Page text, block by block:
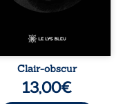
à questionner ses ...
Clair-obscur
13,00€